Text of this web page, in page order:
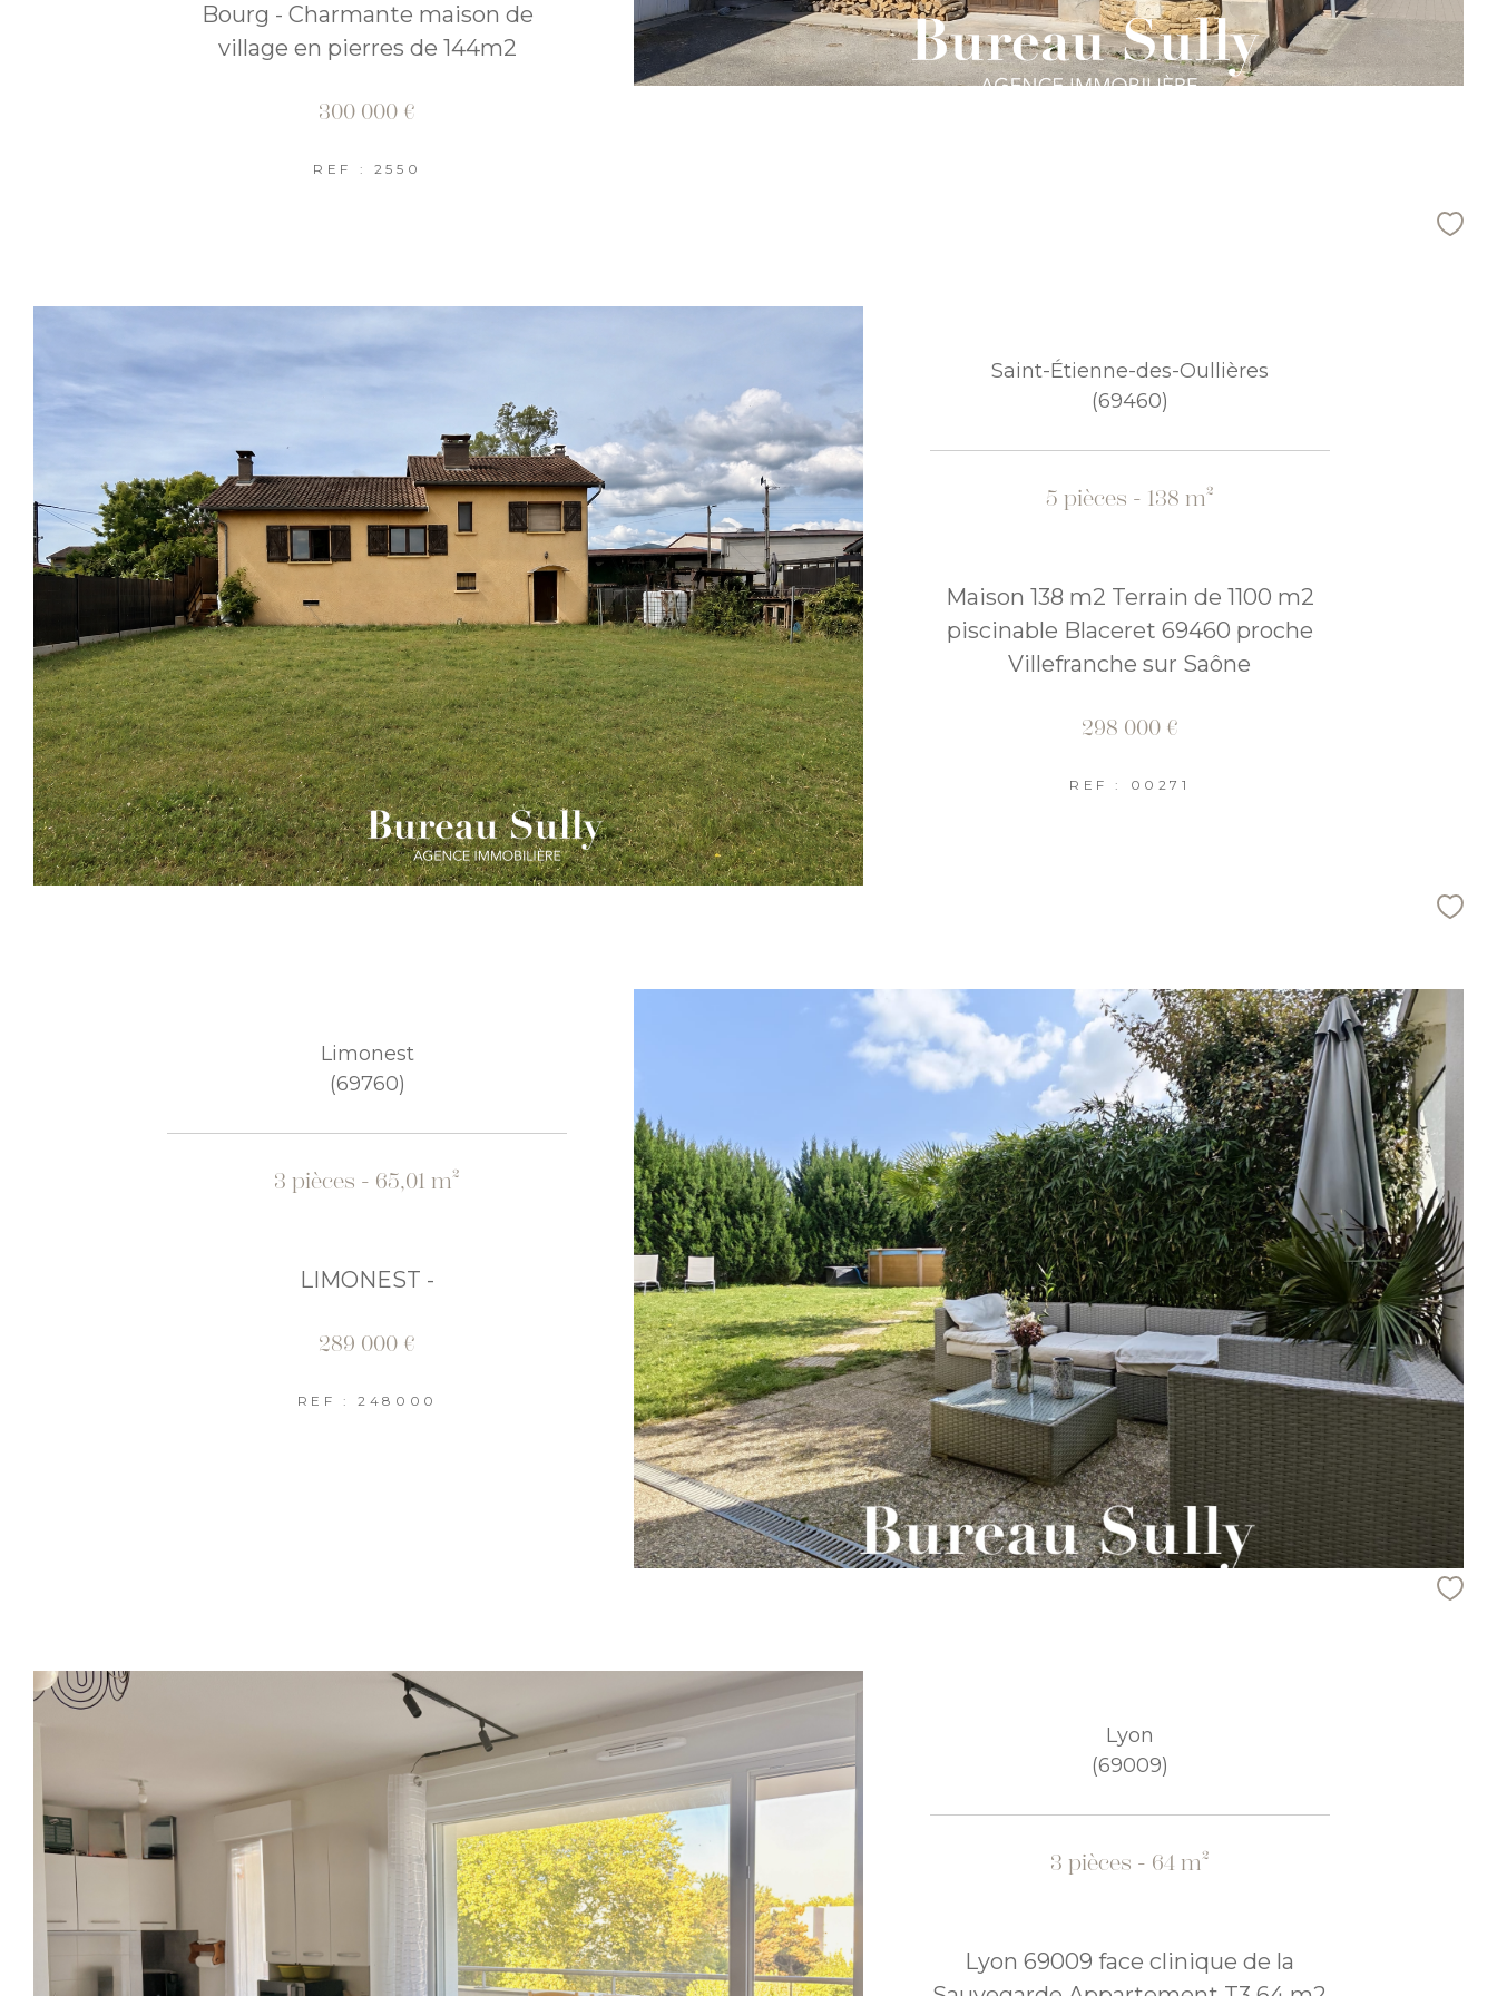
Bourg - Charmante maison de
village en pierres de 144m2
300 000 €
REF : 2550
Saint-Étienne-des-Oullières
(69460)
5 pièces - 138 m²
Maison 138 m2 Terrain de 1100 m2
piscinable Blaceret 69460 proche
Villefranche sur Saône
298 000 €
REF : 00271
Limonest
(69760)
3 pièces - 65,01 m²
LIMONEST -
289 000 €
REF : 248000
Lyon
(69009)
3 pièces - 64 m²
Lyon 69009 face clinique de la